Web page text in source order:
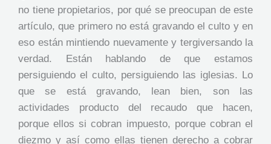
no tiene propietarios, por qué se preocupan de este
artículo, que primero no está gravando el culto y en
eso están mintiendo nuevamente y tergiversando la
verdad. Están hablando de que estamos
persiguiendo el culto, persiguiendo las iglesias. Lo
que se está gravando, lean bien, son las
actividades producto del recaudo que hacen,
porque ellos si cobran impuesto, porque cobran el
diezmo y así como ellas tienen derecho a cobrar